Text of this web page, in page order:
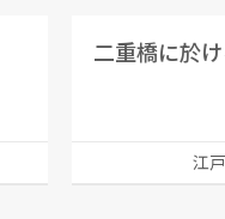
江